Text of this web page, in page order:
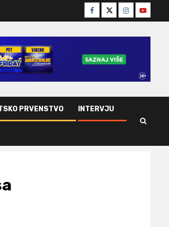
Facebook
TwitterInstagram
Youtube
PRVENSTVO INTERVJU